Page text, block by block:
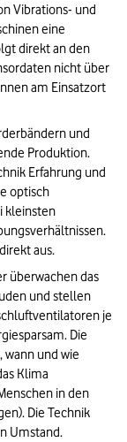
Vibrations- und
eine
direkt an den
nicht über
am Einsatzort
und
Produktion.
Erfahrung und
optisch
kleinsten
aus.
überwachen das
und stellen
je
Die
und wie
Klima
in den
Die Technik
Umstand.